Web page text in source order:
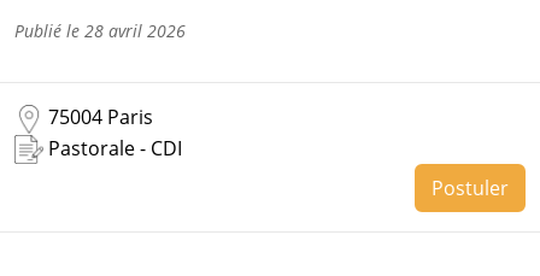
Publié le 28 avril 2026
75004 Paris
Pastorale - CDI
Postuler